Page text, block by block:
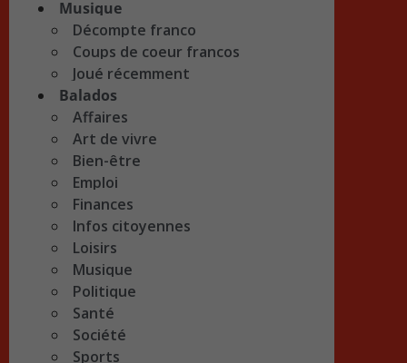
Musique
Décompte franco
Coups de coeur francos
Joué récemment
Balados
Affaires
Art de vivre
Bien-être
Emploi
Finances
Infos citoyennes
Loisirs
Musique
Politique
Santé
Société
Sports